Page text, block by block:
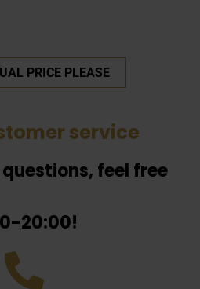
PRICE PLEASE
service
feel free
20:00!